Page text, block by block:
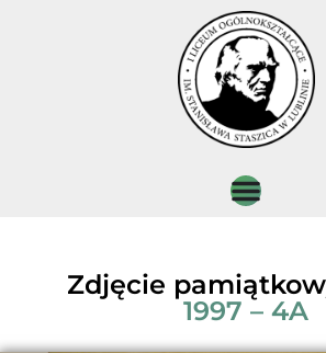
Zdjęcie
1997 – 4A